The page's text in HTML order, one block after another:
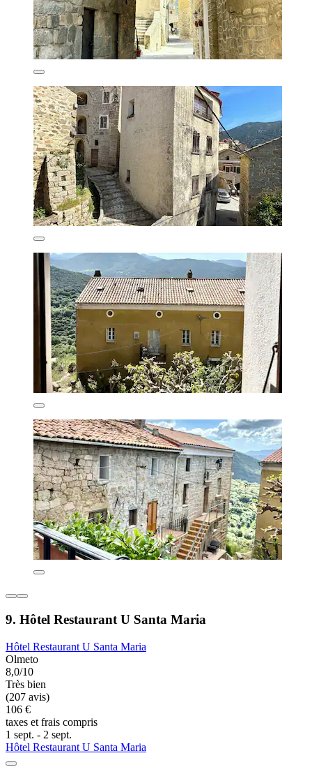
9. Hôtel Restaurant U Santa Maria
Hôtel Restaurant U Santa Maria
Olmeto
8,0/10
Très bien
(207 avis)
106 €
taxes et frais compris
1 sept. - 2 sept.
Hôtel Restaurant U Santa Maria